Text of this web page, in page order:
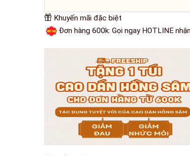
Khuyến mãi đặc biệt
Đơn hàng 600k: Gọi ngay HOTLINE